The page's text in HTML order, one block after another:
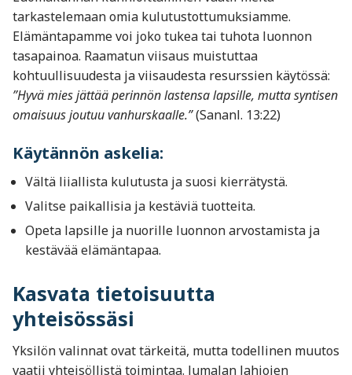
tarkastelemaan omia kulutustottumuksiamme.
Elämäntapamme voi joko tukea tai tuhota luonnon
tasapainoa. Raamatun viisaus muistuttaa
kohtuullisuudesta ja viisaudesta resurssien käytössä:
”Hyvä mies jättää perinnön lastensa lapsille, mutta syntisen
omaisuus joutuu vanhurskaalle.”(Sananl. 13:22)
Käytännön askelia:
Vältä liiallista kulutusta ja suosi kierrätystä.
Valitse paikallisia ja kestäviä tuotteita.
Opeta lapsille ja nuorille luonnon arvostamista ja
kestävää elämäntapaa.
Kasvata tietoisuutta
yhteisössäsi
Yksilön valinnat ovat tärkeitä, mutta todellinen muutos
vaatii yhteisöllistä toimintaa. Jumalan lahjojen